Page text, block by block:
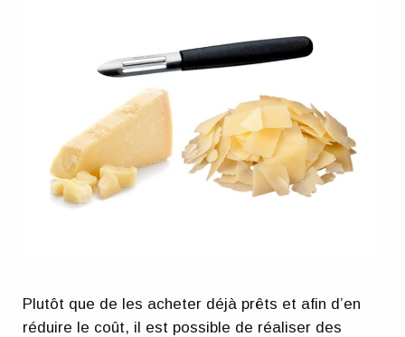
Plutôt que de les acheter déjà prêts et afin d’en
réduire le coût, il est possible de réaliser des